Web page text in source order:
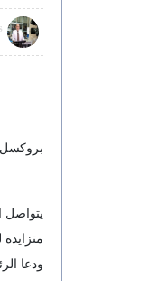
بروكسل
يتواصل
ودعا